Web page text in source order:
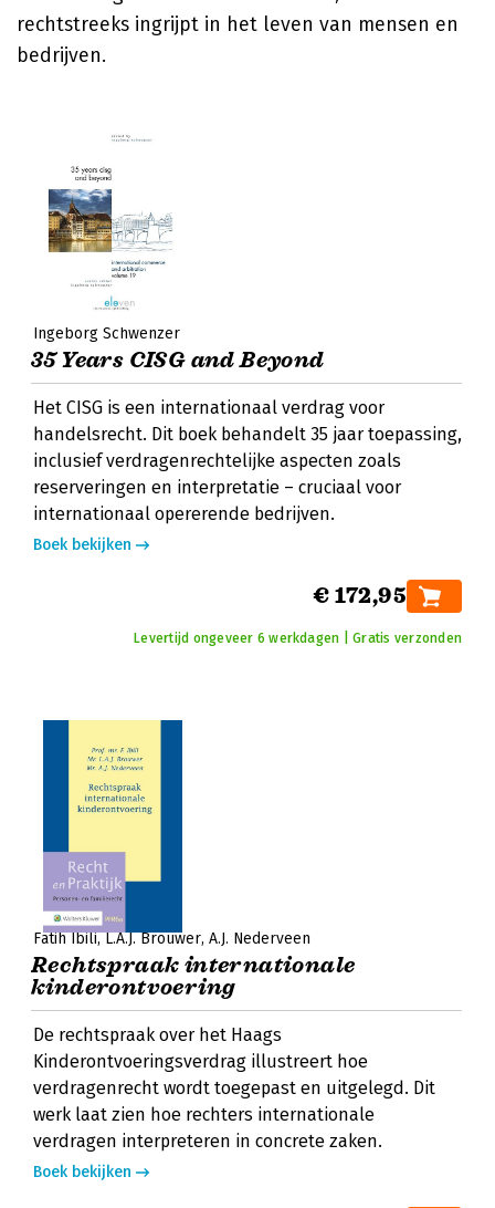
rechtstreeks ingrijpt in het leven van mensen en
bedrijven.
Ingeborg Schwenzer
35 Years CISG and Beyond
Het CISG is een internationaal verdrag voor
handelsrecht. Dit boek behandelt 35 jaar toepassing,
inclusief verdragenrechtelijke aspecten zoals
reserveringen en interpretatie – cruciaal voor
internationaal opererende bedrijven.
Boek bekijken
€ 172,95
Levertijd ongeveer 6 werkdagen | Gratis verzonden
Fatih Ibili L.A.J. Brouwer A.J. Nederveen
Rechtspraak internationale
kinderontvoering
De rechtspraak over het Haags
Kinderontvoeringsverdrag illustreert hoe
verdragenrecht wordt toegepast en uitgelegd. Dit
werk laat zien hoe rechters internationale
verdragen interpreteren in concrete zaken.
Boek bekijken